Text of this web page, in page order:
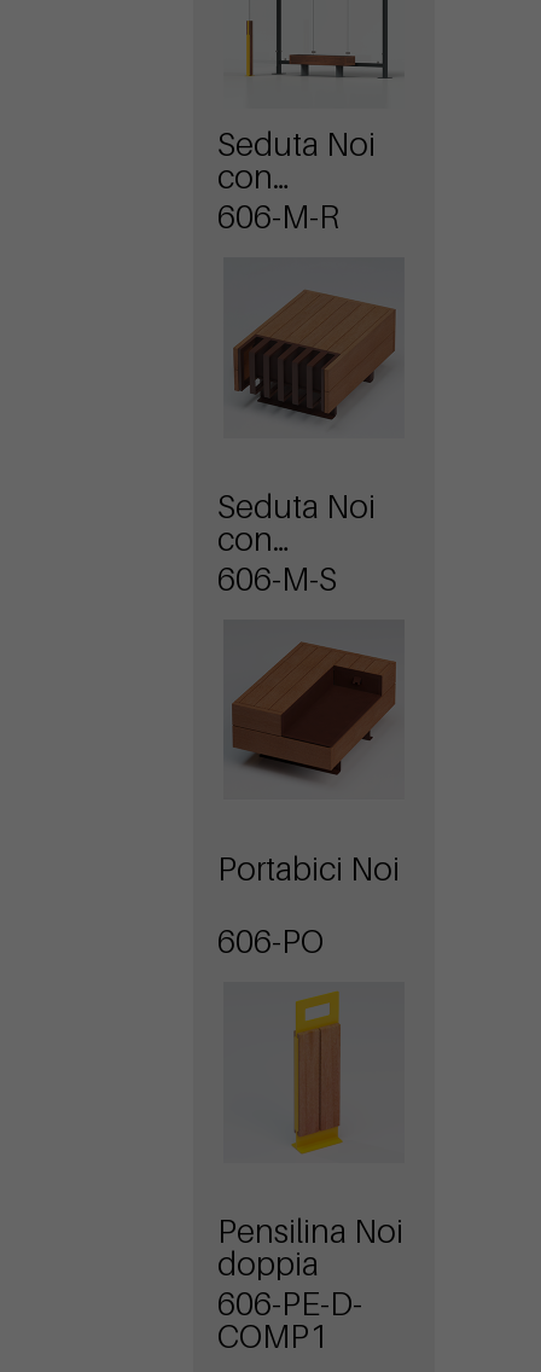
Seduta Noi
con
rastrelliera
606-M-R
Seduta Noi
con
schienale e
606-M-S
Portabici Noi
606-PO
Pensilina Noi
doppia
606-PE-D-
COMP1